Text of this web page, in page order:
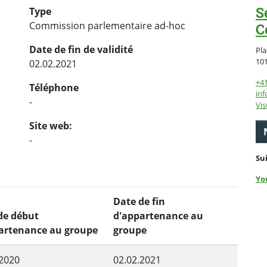
Type
Commission parlementaire ad-hoc
Date de fin de validité
02.02.2021
Téléphone
-
Site web:
-
début
au groupe
Date de fin
d'appartenance au
groupe
02.02.2021